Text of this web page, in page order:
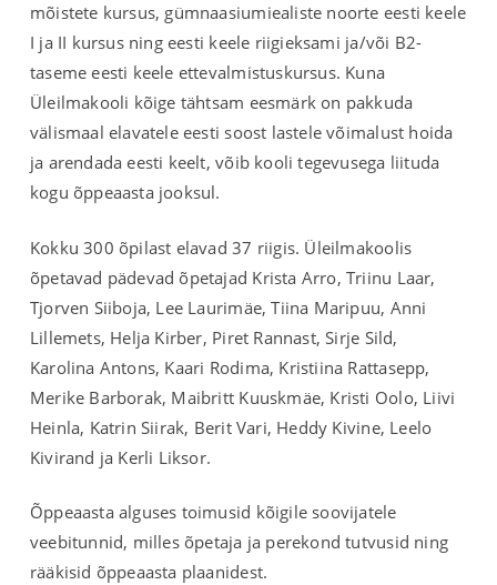
mõistete kursus, gümnaasiumiealiste noorte eesti keele
I ja II kursus ning eesti keele riigieksami ja/või B2-
taseme eesti keele ettevalmistuskursus. Kuna
Üleilmakooli kõige tähtsam eesmärk on pakkuda
välismaal elavatele eesti soost lastele võimalust hoida
ja arendada eesti keelt, võib kooli tegevusega liituda
kogu õppeaasta jooksul.
Kokku 300 õpilast elavad 37 riigis. Üleilmakoolis
õpetavad pädevad õpetajad Krista Arro, Triinu Laar,
Tjorven Siiboja, Lee Laurimäe, Tiina Maripuu, Anni
Lillemets, Helja Kirber, Piret Rannast, Sirje Sild,
Karolina Antons, Kaari Rodima, Kristiina Rattasepp,
Merike Barborak, Maibritt Kuuskmäe, Kristi Oolo, Liivi
Heinla, Katrin Siirak, Berit Vari, Heddy Kivine, Leelo
Kivirand ja Kerli Liksor.
Õppeaasta alguses toimusid kõigile soovijatele
veebitunnid, milles õpetaja ja perekond tutvusid ning
rääkisid õppeaasta plaanidest.